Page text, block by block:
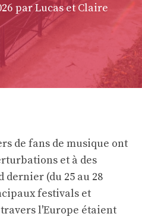
par Lucas et Claire
de fans de musique ont
et à des
dernier (du 25 au 28
festivals et
l'Europe étaient